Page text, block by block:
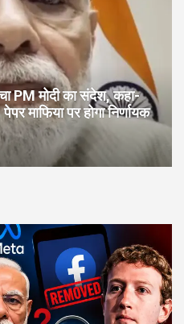
PM मोदी का संदेश, कहा-
माफिया पर होगा निर्णायक